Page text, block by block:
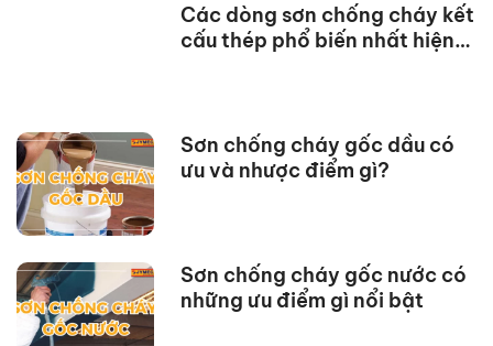
Các dòng sơn chống cháy kết
cấu thép phổ biến nhất hiện
Sơn chống cháy gốc dầu có
ưu và nhược điểm gì?
Sơn chống cháy gốc nước có
những ưu điểm gì nổi bật